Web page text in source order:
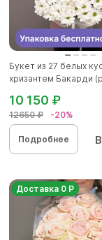
Букет из 27 белых
хризантем Бакарди
12650 ₽ -20%
10 150 ₽
Подробнее
Доставка 0 Р